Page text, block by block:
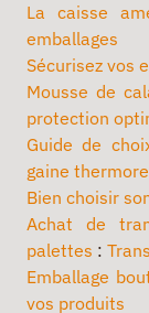
La caisse
emballages
Sécurisez vos
Mousse de
protection
Guide de
gaine
Bien choisir
Achat de
palettes :
Emballage
vos produits